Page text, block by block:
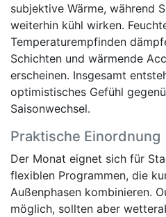
subjektive Wärme, während
weiterhin kühl wirken.
Temperaturempfinden
Schichten und wärmende
erscheinen. Insgesamt
optimistisches Gefühl
Saisonwechsel.
Praktische Einordnung
Der Monat eignet sich für
flexiblen Programmen, die
Außenphasen kombinieren.
möglich, sollten aber